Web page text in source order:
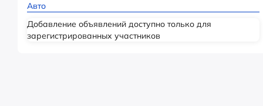
Авто
Добавление объявлений доступно только для
зарегистрированных участников